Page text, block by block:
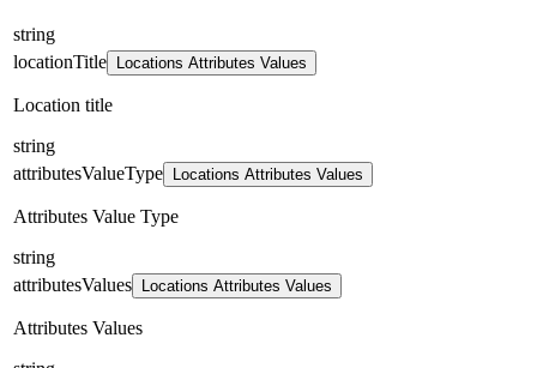
string
locationTitle
Locations Attributes Values
Location title
string
attributesValueType
Locations Attributes Values
Attributes Value Type
string
attributesValues
Locations Attributes Values
Attributes Values